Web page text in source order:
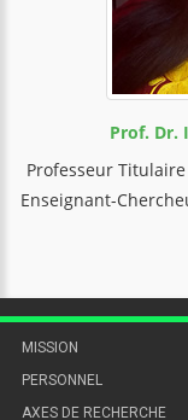
Prof. Dr.
Professeur
Enseignant-
MISSION
PERSONNEL
AXES DE RECHERCHE